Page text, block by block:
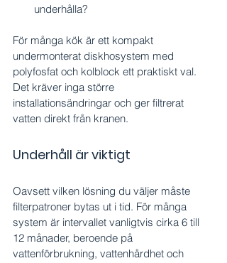
underhålla?
För många kök är ett kompakt
undermonterat diskhosystem med
polyfosfat och kolblock ett praktiskt val.
Det kräver inga större
installationsändringar och ger filtrerat
vatten direkt från kranen.
Underhåll är viktigt
Oavsett vilken lösning du väljer måste
filterpatroner bytas ut i tid. För många
system är intervallet vanligtvis cirka 6 till
12 månader, beroende på
vattenförbrukning, vattenhårdhet och